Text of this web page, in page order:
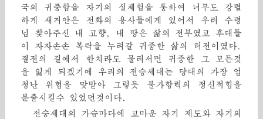
국의 귀중함을 자기의 실체험을 통하여 너무도 강렬
하게 새겨안은 전화의 용사들에게 있어서 우리 수령
님 찾아주신 내 고향, 내 땅은 삶의 전부였고 후대들
이 자자손손 복락을 누려갈 귀중한 삶의 터전이였다.
결전의 길에서 한치라도 물러서면 귀중한 그 모든것
을 잃게 되겠기에 우리의 전승세대는 당대의 가장 엄
청난 위험을 맞받아 그렇듯 불가항력의 정신적힘을
분출시킬수 있었던것이다.
전승세대의 가슴마다에 고마운 자기 제도와 자기의